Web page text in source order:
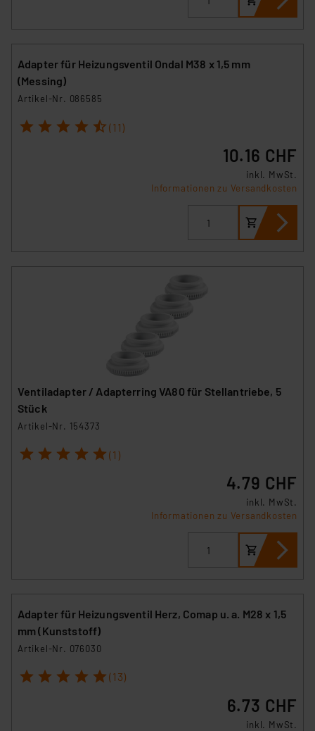
Adapter für Heizungsventil Ondal M38 x 1,5 mm
(Messing)
Artikel-Nr. 086585
1 2 3 4 5 (11)
10.16 CHF
inkl. MwSt.
Informationen zu Versandkosten
Ventiladapter / Adapterring VA80 für Stellantriebe, 5
Stück
Artikel-Nr. 154373
1 2 3 4 5 (1)
4.79 CHF
inkl. MwSt.
Informationen zu Versandkosten
Adapter für Heizungsventil Herz, Comap u. a. M28 x 1,5
mm (Kunststoff)
Artikel-Nr. 076030
1 2 3 4 5 (13)
6.73 CHF
inkl. MwSt.